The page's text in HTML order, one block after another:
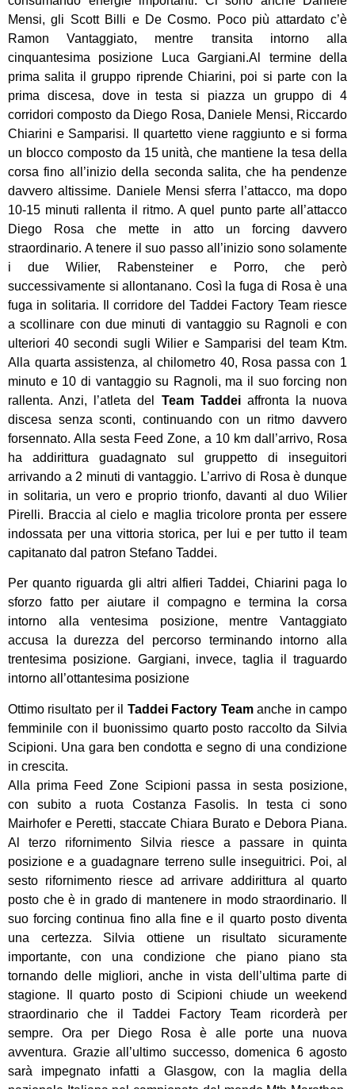
Mensi, gli Scott Billi e De Cosmo. Poco più attardato c’è
Ramon Vantaggiato, mentre transita intorno alla
cinquantesima posizione Luca Gargiani.Al termine della
prima salita il gruppo riprende Chiarini, poi si parte con la
prima discesa, dove in testa si piazza un gruppo di 4
corridori composto da Diego Rosa, Daniele Mensi, Riccardo
Chiarini e Samparisi. Il quartetto viene raggiunto e si forma
un blocco composto da 15 unità, che mantiene la tesa della
corsa fino all’inizio della seconda salita, che ha pendenze
davvero altissime. Daniele Mensi sferra l’attacco, ma dopo
10-15 minuti rallenta il ritmo. A quel punto parte all’attacco
Diego Rosa che mette in atto un forcing davvero
straordinario. A tenere il suo passo all’inizio sono solamente
i due Wilier, Rabensteiner e Porro, che però
successivamente si allontanano. Così la fuga di Rosa è una
fuga in solitaria. Il corridore del Taddei Factory Team riesce
a scollinare con due minuti di vantaggio su Ragnoli e con
ulteriori 40 secondi sugli Wilier e Samparisi del team Ktm.
Alla quarta assistenza, al chilometro 40, Rosa passa con 1
minuto e 10 di vantaggio su Ragnoli, ma il suo forcing non
rallenta. Anzi, l’atleta del Team Taddeiaffronta la nuova
discesa senza sconti, continuando con un ritmo davvero
forsennato. Alla sesta Feed Zone, a 10 km dall’arrivo, Rosa
ha addirittura guadagnato sul gruppetto di inseguitori
arrivando a 2 minuti di vantaggio. L’arrivo di Rosa è dunque
in solitaria, un vero e proprio trionfo, davanti al duo Wilier
Pirelli. Braccia al cielo e maglia tricolore pronta per essere
indossata per una vittoria storica, per lui e per tutto il team
capitanato dal patron Stefano Taddei.
Per quanto riguarda gli altri alfieri Taddei, Chiarini paga lo
sforzo fatto per aiutare il compagno e termina la corsa
intorno alla ventesima posizione, mentre Vantaggiato
accusa la durezza del percorso terminando intorno alla
trentesima posizione. Gargiani, invece, taglia il traguardo
intorno all’ottantesima posizione
Ottimo risultato per il Taddei Factory Teamanche in campo
femminile con il buonissimo quarto posto raccolto da Silvia
Scipioni. Una gara ben condotta e segno di una condizione
in crescita.
Alla prima Feed Zone Scipioni passa in sesta posizione,
con subito a ruota Costanza Fasolis. In testa ci sono
Mairhofer e Peretti, staccate Chiara Burato e Debora Piana.
Al terzo rifornimento Silvia riesce a passare in quinta
posizione e a guadagnare terreno sulle inseguitrici. Poi, al
sesto rifornimento riesce ad arrivare addirittura al quarto
posto che è in grado di mantenere in modo straordinario. Il
suo forcing continua fino alla fine e il quarto posto diventa
una certezza. Silvia ottiene un risultato sicuramente
importante, con una condizione che piano piano sta
tornando delle migliori, anche in vista dell’ultima parte di
stagione. Il quarto posto di Scipioni chiude un weekend
straordinario che il Taddei Factory Team ricorderà per
sempre. Ora per Diego Rosa è alle porte una nuova
avventura. Grazie all’ultimo successo, domenica 6 agosto
sarà impegnato infatti a Glasgow, con la maglia della